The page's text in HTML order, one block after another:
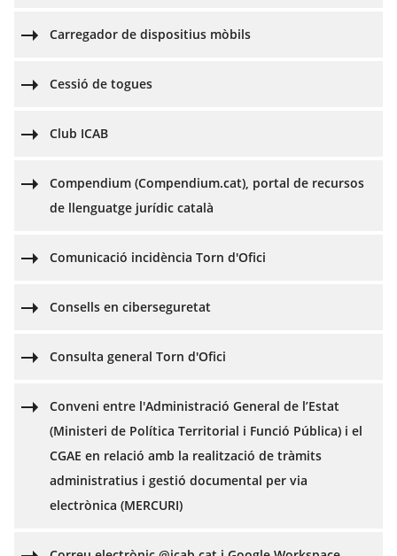
Carregador de dispositius mòbils
Cessió de togues
Club ICAB
Compendium (Compendium.cat), portal de recursos
de llenguatge jurídic català
Comunicació incidència Torn d'Ofici
Consells en ciberseguretat
Consulta general Torn d'Ofici
Conveni entre l'Administració General de l’Estat
(Ministeri de Política Territorial i Funció Pública) i el
CGAE en relació amb la realització de tràmits
administratius i gestió documental per via
electrònica (MERCURI)